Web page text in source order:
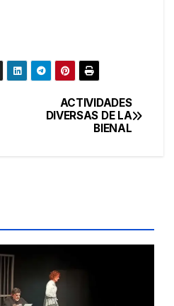
ACTIVIDADES
DIVERSAS DE LA
BIENAL